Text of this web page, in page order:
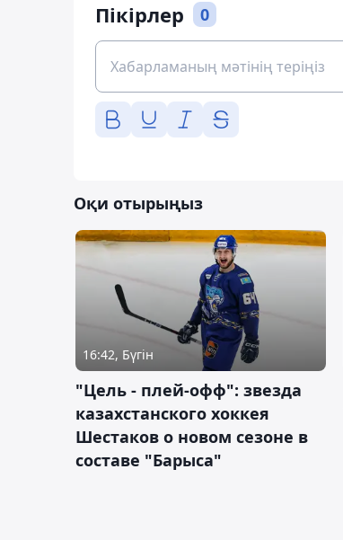
Пікірлер 0
Оқи отырыңыз
16:42, Бүгін
"Цель - плей-офф": звезда
казахстанского хоккея
Шестаков о новом сезоне в
составе "Барыса"